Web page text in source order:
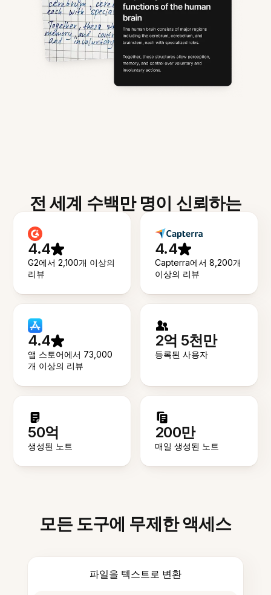
전 세계 수백만 명이 신뢰하는
4.4
G2에서 2,100개 이상의
리뷰
4.4
Capterra에서 8,200개
이상의 리뷰
4.4
앱 스토어에서 73,000
개 이상의 리뷰
2억 5천만
등록된 사용자
50억
생성된 노트
200만
매일 생성된 노트
모든 도구에 무제한 액세스
파일을 텍스트로 변환